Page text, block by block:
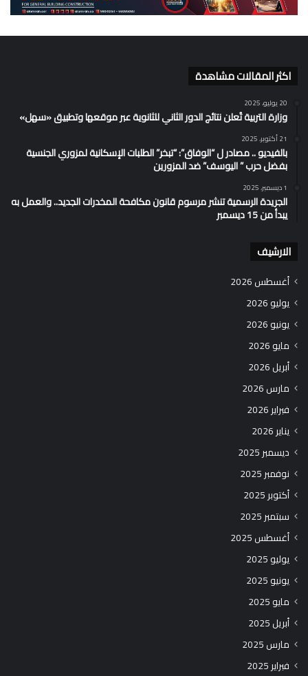
اكثر المقالات مشاهدة
20 يوليو، 2025
وزارة التربية تُعلن نتائج الدور الثاني للثانوية عبر موقعها وتطبيق «سهل»
21 أكتوبر، 2025
بالفيديو .. مصادر ل “الوفاق”: “تبخر” الطلبات الإسكانية لمزوري الجنسية
بفضل حرب ” اليوسف” ضد المزورين
1 ديسمبر، 2025
الجريدة الرسمية تنشر مرسوم قانون مكافحة المخدرات الجديد.. والعمل به
يبدأ من 15 ديسمبر
الارشيف
أغسطس 2026
يوليو 2026
يونيو 2026
مايو 2026
أبريل 2026
مارس 2026
فبراير 2026
يناير 2026
ديسمبر 2025
نوفمبر 2025
أكتوبر 2025
سبتمبر 2025
أغسطس 2025
يوليو 2025
يونيو 2025
مايو 2025
أبريل 2025
مارس 2025
فبراير 2025